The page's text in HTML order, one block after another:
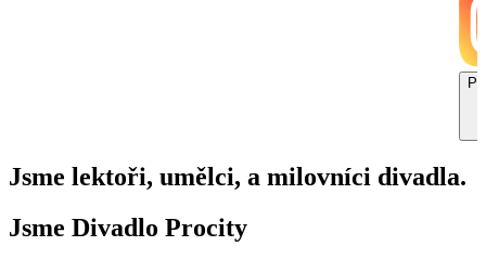
Jsme lektoři, umělci, a milovníci divadla.
Jsme Divadlo Procity